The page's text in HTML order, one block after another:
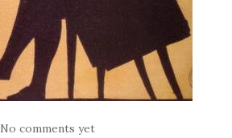
No comments yet